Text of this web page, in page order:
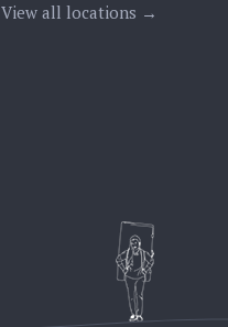
View all locations →